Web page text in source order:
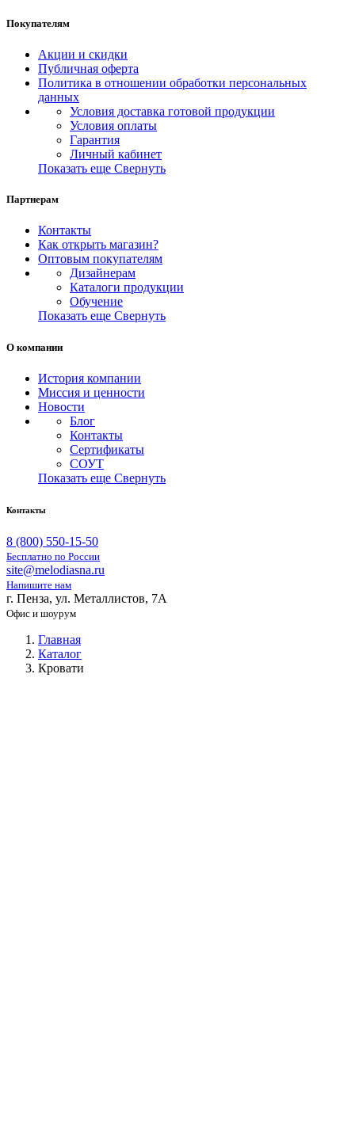
Покупателям
Акции и скидки
Публичная оферта
Политика в отношении обработки персональных
данных
Условия доставка готовой продукции
Условия оплаты
Гарантия
Личный кабинет
Показать еще Свернуть
Партнерам
Контакты
Как открыть магазин?
Оптовым покупателям
Дизайнерам
Каталоги продукции
Обучение
Показать еще Свернуть
О компании
История компании
Миссия и ценности
Новости
Блог
Контакты
Сертификаты
СОУТ
Показать еще Свернуть
Контакты
8 (800) 550-15-50
Бесплатно по России
site@melodiasna.ru
Напишите нам
г. Пенза, ул. Металлистов, 7А
Офис и шоурум
Главная
Каталог
Кровати